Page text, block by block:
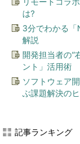
は?
3分でわかる
解説
開発担当者の“
ント」活用術
ソフトウェア
ぶ課題解決の
記事ランキング